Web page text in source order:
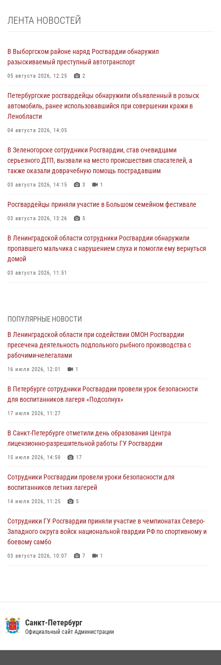
ЛЕНТА НОВОСТЕЙ
В Выборгском районе наряд Росгвардии обнаружил
разыскиваемый преступный автотранспорт
05 августа 2026, 12:25 2
Петербургские росгвардейцы обнаружили объявленный в розыск
автомобиль, ранее использовавшийся при совершении кражи в
Ленобласти
04 августа 2026, 14:05
В Зеленогорске сотрудники Росгвардии, став очевидцами
серьезного ДТП, вызвали на место происшествия спасателей, а
также оказали доврачебную помощь пострадавшим
03 августа 2026, 14:15 3 1
Росгвардейцы приняли участие в Большом семейном фестивале
03 августа 2026, 13:26 5
В Ленинградской области сотрудники Росгвардии обнаружили
пропавшего мальчика с нарушением слуха и помогли ему вернуться
домой
03 августа 2026, 11:51
03 августа 2026, 10:15 1
Сотрудники ГУ Росгвардии приняли участие в чемпионатах Северо-
Западного округа войск национальной гвардии РФ по спортивному и
боевому самбо
03 августа 2026, 10:07
В Ленобласти сотрудники ОМОН Росгвардии оказали содействие
полиции в проведении профилактического мероприятия
03 августа 2026, 09:16
В Петербурге сотрудники Росгвардии обеспечили правопорядок в
День Воздушно-десантных войск
02 августа 2026, 19:30 10
Сотрудники Росгвардии на Пушкинской улице задержали двух
граждан, подозреваемых в попытке поджога одного из баров в
центре города
ПОПУЛЯРНЫЕ НОВОСТИ
В Ленинградской области при содействии ОМОН Росгвардии
пресечена деятельность подпольного рыбного производства с
рабочими-нелегалами
16 июля 2026, 12:01 1
В Петербурге сотрудники Росгвардии провели урок безопасности
для воспитанников лагеря «Подсолнух»
17 июля 2026, 11:27
В Санкт-Петербурге отметили день образования Центра
лицензионно-разрешительной работы ГУ Росгвардии
15 июля 2026, 14:59 17
Сотрудники Росгвардии провели уроки безопасности для
воспитанников летних лагерей
14 июля 2026, 11:25 5
Сотрудники ГУ Росгвардии приняли участие в чемпионатах Северо-
Западного округа войск национальной гвардии РФ по спортивному и
боевому самбо
03 августа 2026, 10:07 7 1
В Красногвардейском районе росгвардейцы задержали хулигана,
угрожавшего мужчине пневматическим пистолетом
Санкт-Петербург
Официальный сайт Администрации